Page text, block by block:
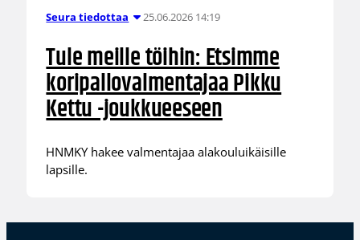
Seura tiedottaa 25.06.2026 14:19
Tule meille töihin: Etsimme
koripallovalmentajaa Pikku
Kettu -joukkueeseen
HNMKY hakee valmentajaa alakouluikäisille
lapsille.